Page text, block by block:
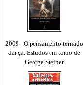
2009 - O pensamento tornado
dança. Estudos em torno de
George Steiner